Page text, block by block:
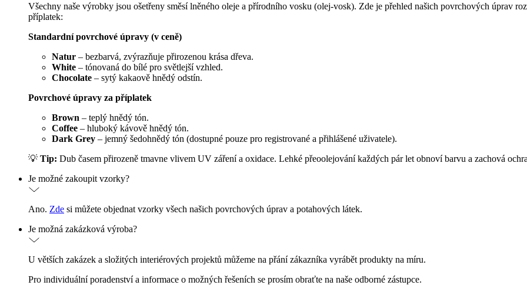
Všechny naše výrobky jsou ošetřeny směsí lněného oleje a přírodního vosku (olej-vosk). Zde je přehled našich povrchových úprav
příplatek:
Standardní povrchové úpravy (v ceně)
Natur – bezbarvá, zvýrazňuje přirozenou krása dřeva.
White – tónovaná do bílé pro světlejší vzhled.
Chocolate – sytý kakaově hnědý odstín.
Povrchové úpravy za příplatek
Brown – teplý hnědý tón.
Coffee – hluboký kávově hnědý tón.
Dark Grey – jemný šedohnědý tón (dostupné pouze pro registrované a přihlášené uživatele).
💡 Tip: Dub časem přirozeně tmavne vlivem UV záření a oxidace. Lehké přeoolejování každých pár let obnoví barvu a zachová
Je možné zakoupit vzorky?
Ano. Zde si můžete objednat vzorky všech našich povrchových úprav a potahových látek.
Je možná zakázková výroba?
U větších zakázek a složitých interiérových projektů můžeme na přání zákazníka vyrábět produkty na míru.
Pro individuální poradenství a informace o možných řešeních se prosím obraťte na naše odborné zástupce.